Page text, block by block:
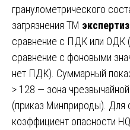
гранулометрического
загрязнения ТМ
сравнение с ПДК или ОДК
сравнение с фоновыми
нет ПДК). Суммарный
> 128 — зона
(приказ Минприроды). Для
коэффициент опасности